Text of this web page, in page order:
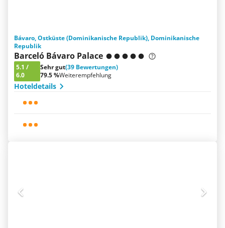
Bávaro, Ostküste (Dominikanische Republik), Dominikanische
Republik
Barceló Bávaro Palace
5.1 /
6.0
Sehr gut(39 Bewertungen)
79.5 %Weiterempfehlung
Hoteldetails